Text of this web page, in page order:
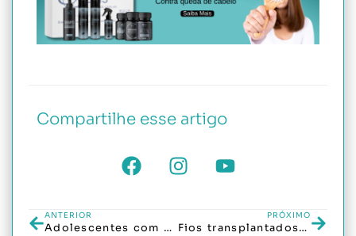
Compartilhe esse artigo
ANTERIOR
Adolescentes com queda de cabelo: causas comuns e como tratar sem pânico
PRÓXIMO
Fios transplantados caem? Descubra a verdade sobre o resultado definitivo